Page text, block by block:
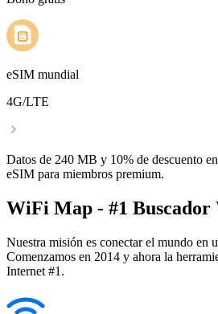
eSIM mundial
4G/LTE
Datos de 240 MB y 10% de descuento
eSIM para miembros premium.
WiFi Map - #1
Nuestra misión es conectar el mundo en
Comenzamos en 2014 y ahora la
Internet #1.